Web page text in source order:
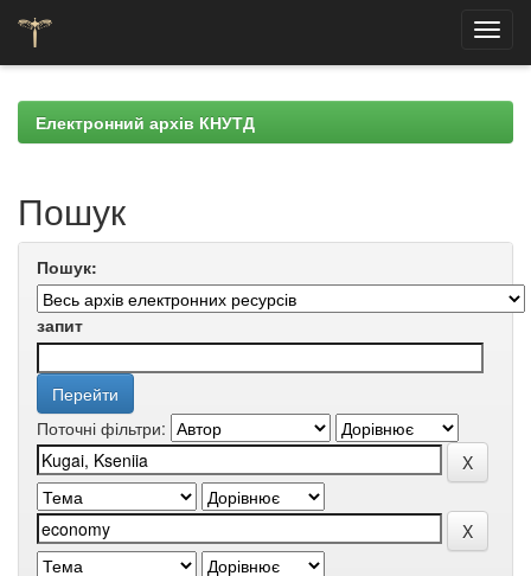
navigationЕлектронний архів КНУТД
Пошук
Пошук:
запит
Поточні фільтри: